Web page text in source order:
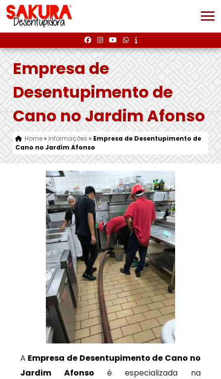
Empresa de
Desentupimento de
Cano no Jardim Afonso
Home» Informações » Empresa de Desentupimento de
Cano no Jardim Afonso
A Empresa de Desentupimento de Cano no
Jardim Afonso é especializada na